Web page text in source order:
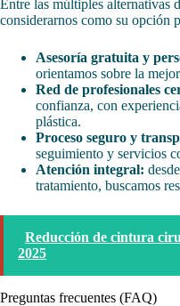
Entre las múltiples alternativas
considerarnos como su opción
Asesoría gratuita y
orientamos sobre la
Red de profesionales
confianza, con
plástica.
Proceso seguro y
seguimiento y servicios
Atención integral:
tratamiento, buscamos
Reducción de cintura
2025
Preguntas frecuentes (FAQ)